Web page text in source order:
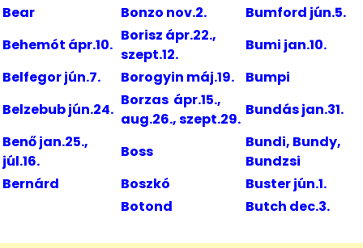
Bear
Bonzo nov.2.
Bumford jún.5.
Behemót ápr.10.
Borisz ápr.22.,
szept.12.
Bumi jan.10.
Belfegor jún.7.
Borogyin máj.19.
Bumpi
Belzebub jún.24.
Borzas ápr.15.,
aug.26., szept.29.
Bundás jan.31.
Benő jan.25.,
júl.16.
Boss
Bundi, Bundy,
Bundzsi
Bernárd
Boszkó
Buster jún.1.
Botond
Butch dec.3.